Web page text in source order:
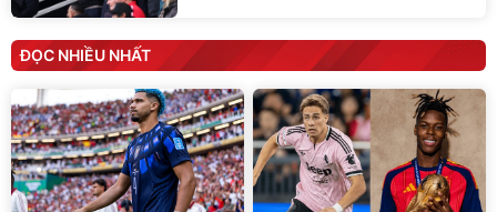
ĐỌC NHIỀU NHẤT